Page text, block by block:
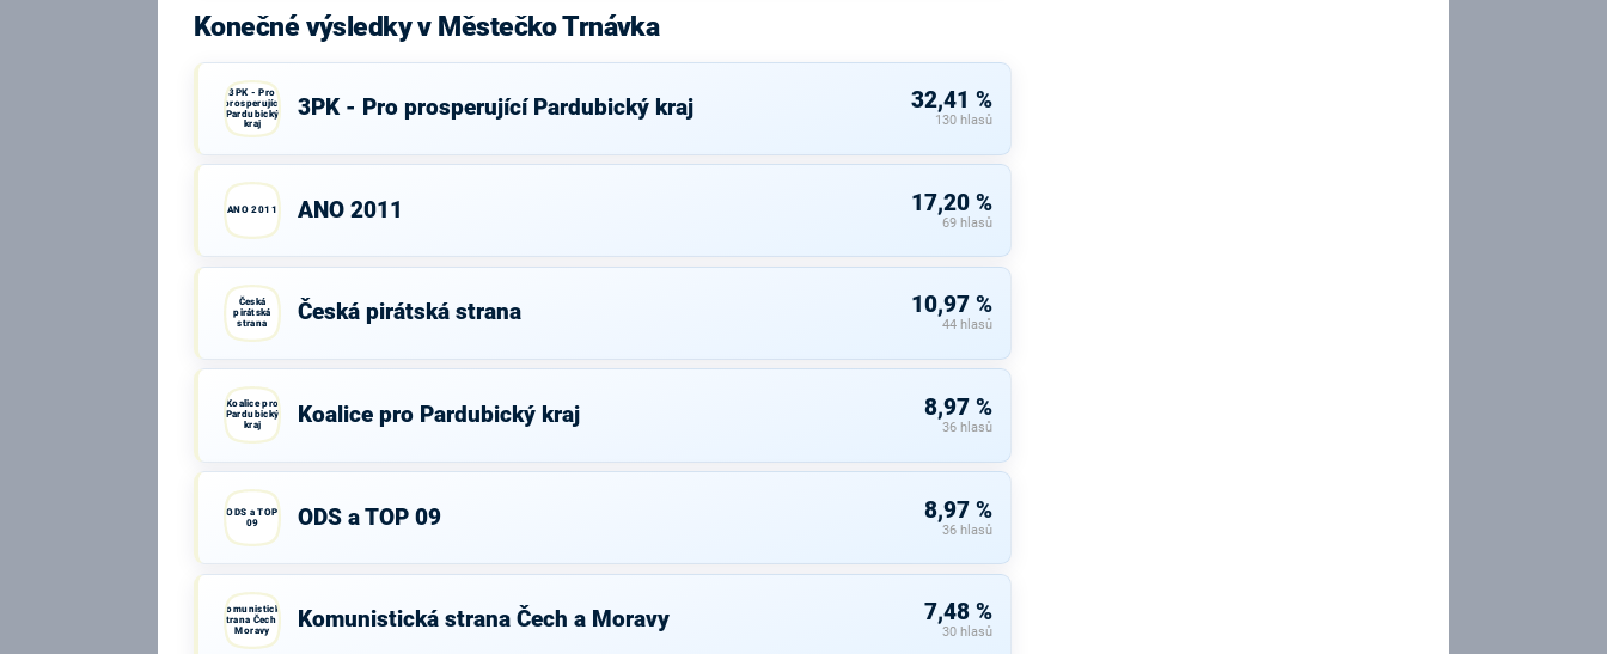
Konečné výsledky v Městečko Trnávka
3PK - Pro
prosperující
Pardubický
kraj
3PK - Pro prosperující Pardubický kraj 32,41 %
130 hlasů
ANO 2011 ANO 2011 17,20 %
69 hlasů
Česká
pirátská
strana
Česká pirátská strana 10,97 %
44 hlasů
Koalice pro
Pardubický
kraj
Koalice pro Pardubický kraj 8,97 %
36 hlasů
ODS a TOP
09
ODS a TOP 09 8,97 %
36 hlasů
Komunistická
strana Čech a
Moravy
Komunistická strana Čech a Moravy 7,48 %
30 hlasů